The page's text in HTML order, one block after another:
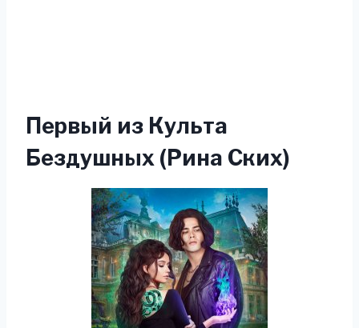
Первый из Культа
Бездушных (Рина Ских)